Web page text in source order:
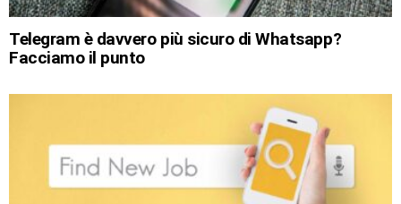
Telegram è davvero più sicuro di Whatsapp?
Facciamo il punto